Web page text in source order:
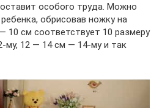
особого труда. Можно
обрисовав ножку на
10 см соответствует 10 размеру
му, 12 — 14 см — 14-му и так